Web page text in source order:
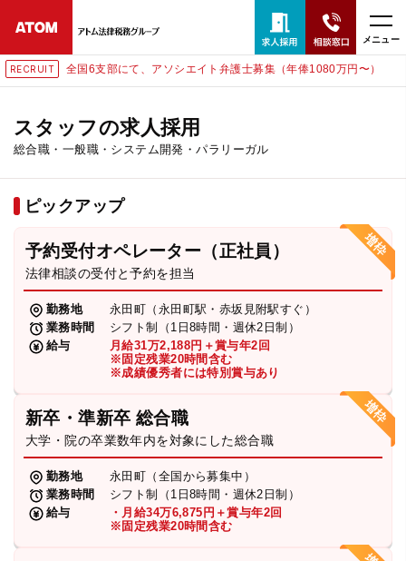
メニュー
全国6支部にて、アソシエイト弁護士募集（年俸1080万円〜） RECRUIT
スタッフの求人採用
総合職・一般職・システム開発・パラリーガル
ピックアップ
予約受付オペレーター（正社員）
法律相談の受付と予約を担当
勤務地
永田町（永田町駅・赤坂見附駅すぐ）
業務時間
シフト制（1日8時間・週休2日制）
給与
月給31万2,188円＋賞与年2回
※固定残業20時間含む
※成績優秀者には特別賞与あり
新卒・準新卒 総合職
大学・院の卒業数年内を対象にした総合職
勤務地
永田町（全国から募集中）
業務時間
シフト制（1日8時間・週休2日制）
給与
・月給34万6,875円＋賞与年2回
※固定残業20時間含む
24時間365日全国対応
無料相談窓口はこちら
ホーム
取扱分野
解決実績
弁護士・税理士
費用